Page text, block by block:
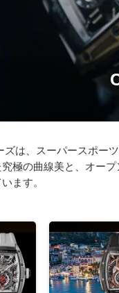
ズは、スーパースポー
極の曲線美と、オー
ます。